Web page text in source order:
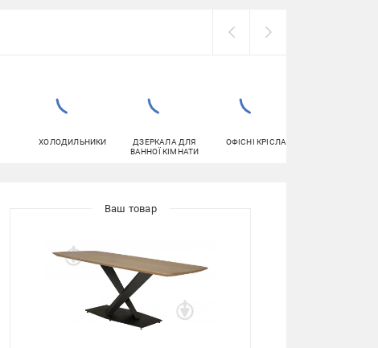
ХОЛОДИЛЬНИКИ
ДЗЕРКАЛА ДЛЯ
ВАННОЇ КІМНАТИ
ОФІСНІ КРІСЛА